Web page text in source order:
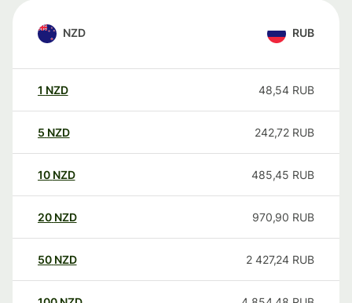
NZD RUB
1 NZD 48,54 RUB
5 NZD 242,72 RUB
10 NZD 485,45 RUB
20 NZD 970,90 RUB
50 NZD 2 427,24 RUB